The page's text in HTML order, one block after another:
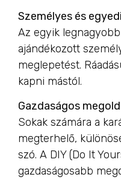
Személyes és egyedi
Az egyik
ajándékozott
meglepetést.
kapni mástól.
Gazdaságos
Sokak számára a
megterhelő,
szó. A DIY (Do It
gazdaságosabb